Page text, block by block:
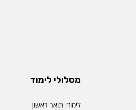
מסלולי לימוד
לימודי תואר ראשון